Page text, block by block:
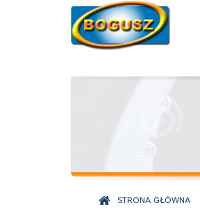
STRONA GŁÓWNA